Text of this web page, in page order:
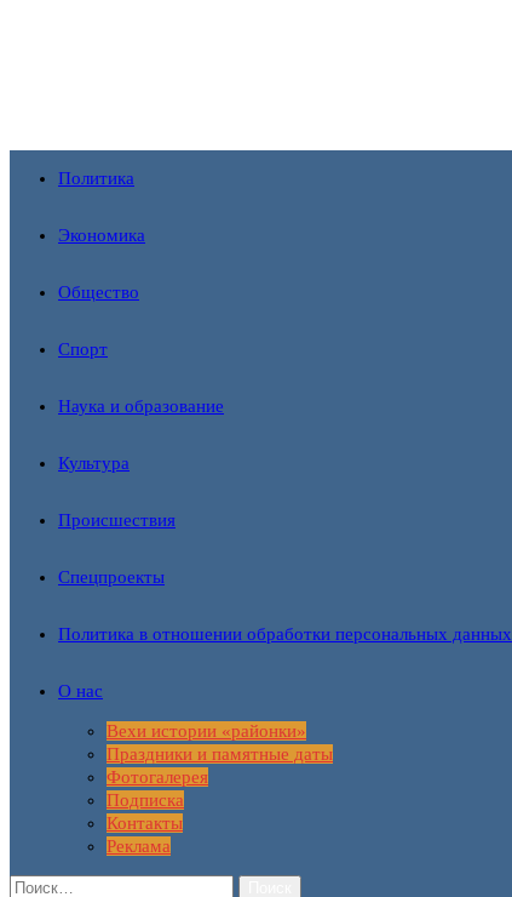
Политика
Экономика
Общество
Спорт
Наука и образование
Культура
Происшествия
Спецпроекты
Политика в отношении обработки персональных данных
О нас
Вехи истории «районки»
Праздники и памятные даты
Фотогалерея
Подписка
Контакты
Реклама
Найти: